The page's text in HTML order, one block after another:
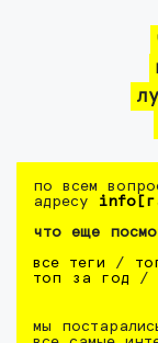
по всем
адресу
что еще
все теги /
топ за год /
мы